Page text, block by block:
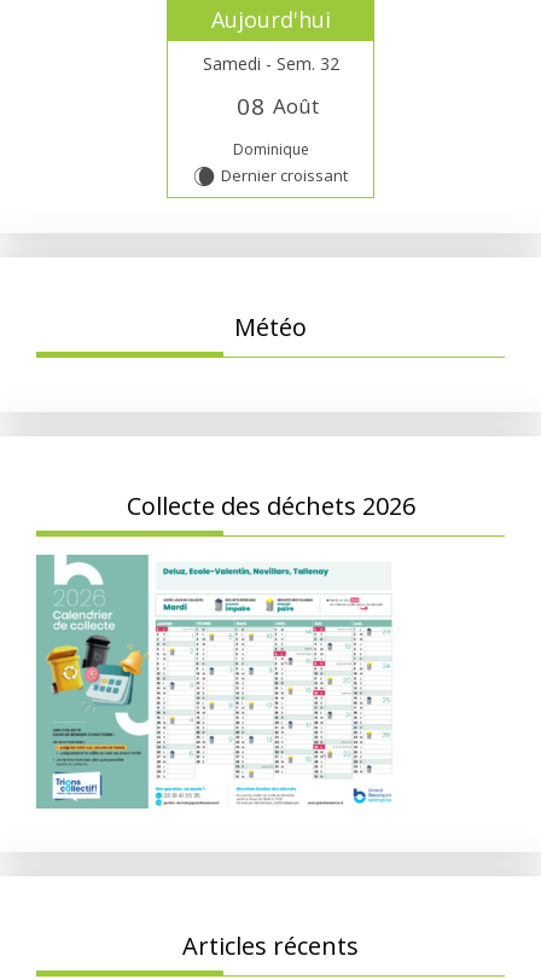
Aujourd'hui
Samedi - Sem. 32
08 Août
Dominique
W Dernier croissant
Météo
Collecte des déchets 2026
Articles récents